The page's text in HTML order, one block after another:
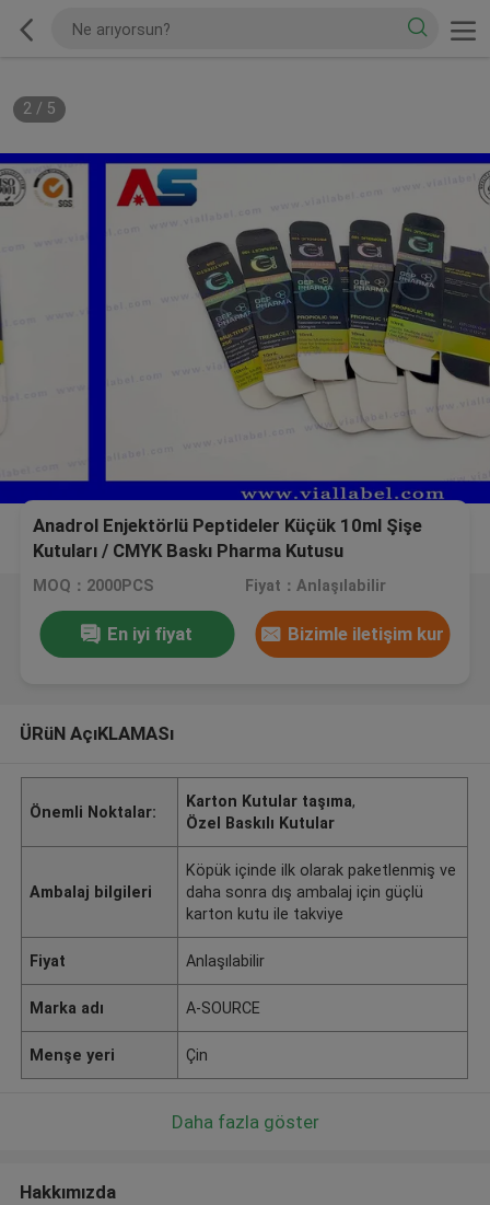
2/ 5
Anadrol Enjektörlü Peptideler Küçük 10ml Şişe
Kutuları / CMYK Baskı Pharma Kutusu
MOQ：2000PCS Fiyat：Anlaşılabilir
En iyi fiyat Bizimle iletişim kur
ÜRüN AçıKLAMASı
Önemli Noktalar:
Karton Kutular taşıma,
Özel Baskılı Kutular
Ambalaj bilgileri
Köpük içinde ilk olarak paketlenmiş ve
daha sonra dış ambalaj için güçlü
karton kutu ile takviye
Fiyat Anlaşılabilir
Marka adı A-SOURCE
Menşe yeri Çin
Daha fazla göster
Hakkımızda